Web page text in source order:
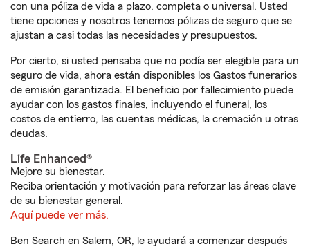
con una póliza de vida a plazo, completa o universal. Usted
tiene opciones y nosotros tenemos pólizas de seguro que se
ajustan a casi todas las necesidades y presupuestos.
Por cierto, si usted pensaba que no podía ser elegible para un
seguro de vida, ahora están disponibles los Gastos funerarios
de emisión garantizada. El beneficio por fallecimiento puede
ayudar con los gastos finales, incluyendo el funeral, los
costos de entierro, las cuentas médicas, la cremación u otras
deudas.
Life Enhanced®
Mejore su bienestar.
Reciba orientación y motivación para reforzar las áreas clave
de su bienestar general.
Aquí puede ver más.
Ben Search en Salem, OR, le ayudará a comenzar después